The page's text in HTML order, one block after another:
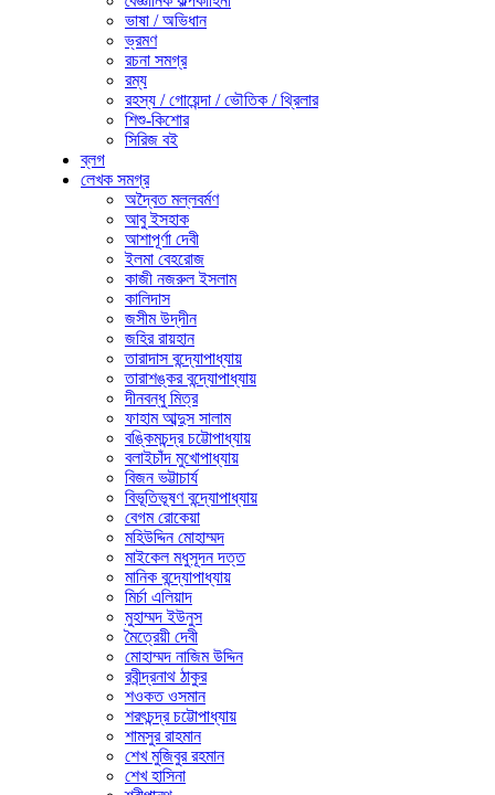
ভাষা / অভিধান
ভ্রমণ
রচনা সমগ্র
রম্য
রহস্য / গোয়েন্দা / ভৌতিক / থ্রিলার
শিশু-কিশোর
সিরিজ বই
ব্লগ
লেখক সমগ্র
অদ্বৈত মল্লবর্মণ
আবু ইসহাক
আশাপূর্ণা দেবী
ইলমা বেহরোজ
কাজী নজরুল ইসলাম
কালিদাস
জসীম উদ্‌দীন
জহির রায়হান
তারাদাস বন্দ্যোপাধ্যায়
তারাশঙ্কর বন্দ্যোপাধ্যায়
দীনবন্ধু মিত্র
ফাহাম আব্দুস সালাম
বঙ্কিমচন্দ্র চট্টোপাধ্যায়
বলাইচাঁদ মুখোপাধ্যায়
বিজন ভট্টাচার্য
বিভূতিভূষণ বন্দ্যোপাধ্যায়
বেগম রোকেয়া
মহিউদ্দিন মোহাম্মদ
মাইকেল মধুসূদন দত্ত
মানিক বন্দ্যোপাধ্যায়
মির্চা এলিয়াদ
মুহাম্মদ ইউনুস
মৈত্রেয়ী দেবী
মোহাম্মদ নাজিম উদ্দিন
রবীন্দ্রনাথ ঠাকুর
শওকত ওসমান
শরৎচন্দ্র চট্টোপাধ্যায়
শামসুর রাহমান
শেখ মুজিবুর রহমান
শেখ হাসিনা